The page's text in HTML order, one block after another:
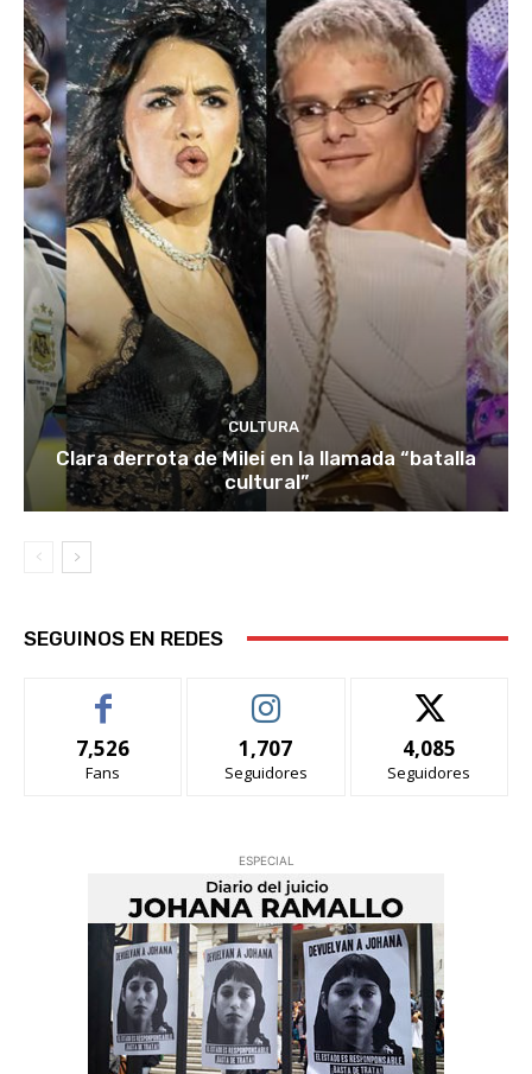
CULTURA
Clara derrota de Milei en la llamada “batalla
cultural”
SEGUINOS EN REDES
7,526
Fans
1,707
Seguidores
4,085
Seguidores
ESPECIAL